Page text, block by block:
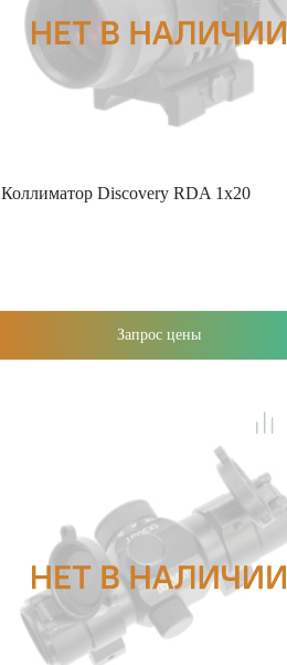
Коллиматор Discovery RDA 1x20
Запрос цены